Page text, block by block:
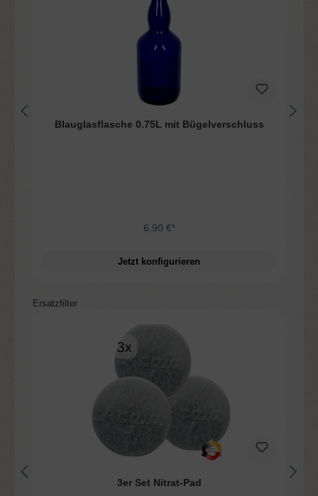
Blauglasflasche 0.75L mit Bügelverschluss
6,90 €*
Jetzt konfigurieren
Produktgalerie überspringen
Ersatzfilter
3er Set Nitrat-Pad